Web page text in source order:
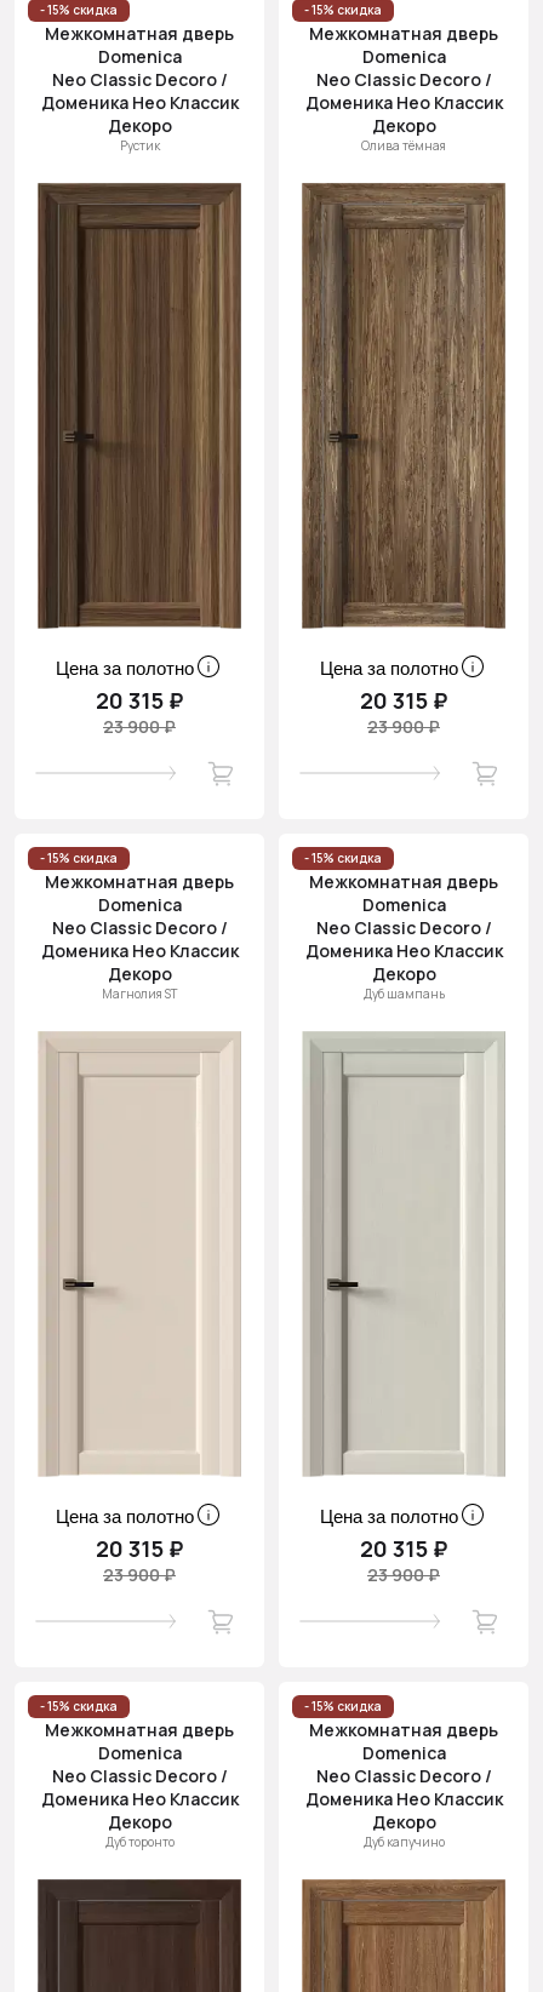
- 15% скидка
Межкомнатная дверь
Domenica
Neo Classic Decoro /
Доменика Нео Классик
Декоро
Рустик
Цена за полотно
20 315 ₽
23 900 ₽
- 15% скидка
Межкомнатная дверь
Domenica
Neo Classic Decoro /
Доменика Нео Классик
Декоро
Олива тёмная
Цена за полотно
20 315 ₽
23 900 ₽
- 15% скидка
Межкомнатная дверь
Domenica
Neo Classic Decoro /
Доменика Нео Классик
Декоро
Магнолия ST
Цена за полотно
20 315 ₽
23 900 ₽
- 15% скидка
Межкомнатная дверь
Domenica
Neo Classic Decoro /
Доменика Нео Классик
Декоро
Дуб шампань
Цена за полотно
20 315 ₽
23 900 ₽
- 15% скидка
Межкомнатная дверь
Domenica
Neo Classic Decoro /
Доменика Нео Классик
Декоро
Дуб торонто
- 15% скидка
Межкомнатная дверь
Domenica
Neo Classic Decoro /
Доменика Нео Классик
Декоро
Дуб капучино